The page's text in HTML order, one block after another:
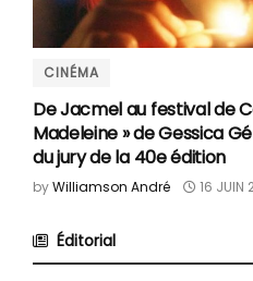
CINÉMA
De Jacmel au festival de
Madeleine » de Gessica
du jury de la 40e édition
byWilliamson André 16 JUIN
Éditorial